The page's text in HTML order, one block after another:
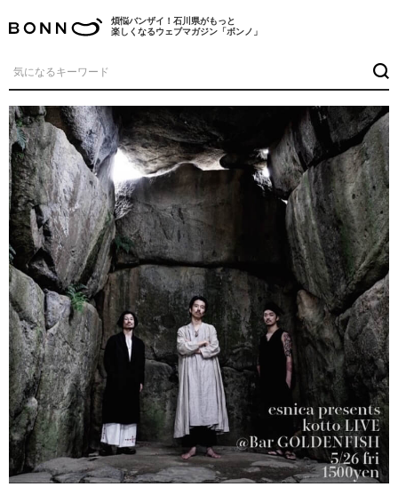
煩悩バンザイ！石川県がもっと
楽しくなるウェブマガジン「ボンノ」